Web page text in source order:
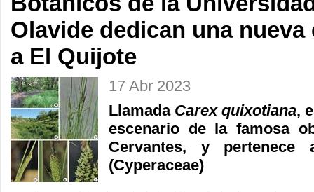
Olavide dedican una
a El Quijote
17 Abr 2023
Llamada Carex quixotiana,
escenario de la famosa
Cervantes, y
(Cyperaceae)